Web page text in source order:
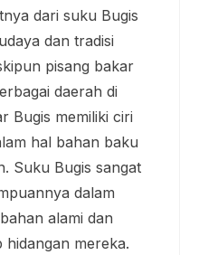
dari suku Bugis
dan tradisi
pisang bakar
daerah di
Bugis memiliki ciri
hal bahan baku
Suku Bugis sangat
dalam
alami dan
hidangan mereka.